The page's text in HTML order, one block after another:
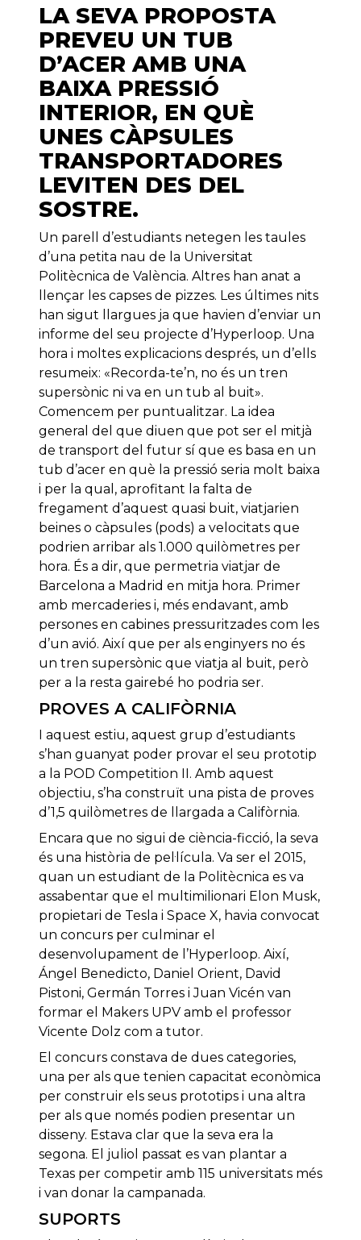
LA SEVA PROPOSTA
PREVEU UN TUB
D’ACER AMB UNA
BAIXA PRESSIÓ
INTERIOR, EN QUÈ
UNES CÀPSULES
TRANSPORTADORES
LEVITEN DES DEL
SOSTRE.
Un parell d’estudiants netegen les taules
d’una petita nau de la Universitat
Politècnica de València. Altres han anat a
llençar les capses de pizzes. Les últimes nits
han sigut llargues ja que havien d’enviar un
informe del seu projecte d’Hyperloop. Una
hora i moltes explicacions després, un d’ells
resumeix: «Recorda-te’n, no és un tren
supersònic ni va en un tub al buit».
Comencem per puntualitzar. La idea
general del que diuen que pot ser el mitjà
de transport del futur sí que es basa en un
tub d’acer en què la pressió seria molt baixa
i per la qual, aprofitant la falta de
fregament d’aquest quasi buit, viatjarien
beines o càpsules (pods) a velocitats que
podrien arribar als 1.000 quilòmetres per
hora. És a dir, que permetria viatjar de
Barcelona a Madrid en mitja hora. Primer
amb mercaderies i, més endavant, amb
persones en cabines pressuritzades com les
d’un avió. Així que per als enginyers no és
un tren supersònic que viatja al buit, però
per a la resta gairebé ho podria ser.
PROVES A CALIFÒRNIA
I aquest estiu, aquest grup d’estudiants
s’han guanyat poder provar el seu prototip
a la POD Competition II. Amb aquest
objectiu, s’ha construït una pista de proves
d’1,5 quilòmetres de llargada a Califòrnia.
Encara que no sigui de ciència-ficció, la seva
és una història de pel·lícula. Va ser el 2015,
quan un estudiant de la Politècnica es va
assabentar que el multimilionari Elon Musk,
propietari de Tesla i Space X, havia convocat
un concurs per culminar el
desenvolupament de l’Hyperloop. Així,
Ángel Benedicto, Daniel Orient, David
Pistoni, Germán Torres i Juan Vicén van
formar el Makers UPV amb el professor
Vicente Dolz com a tutor.
El concurs constava de dues categories,
una per als que tenien capacitat econòmica
per construir els seus prototips i una altra
per als que només podien presentar un
disseny. Estava clar que la seva era la
segona. El juliol passat es van plantar a
Texas per competir amb 115 universitats més
i van donar la campanada.
SUPORTS